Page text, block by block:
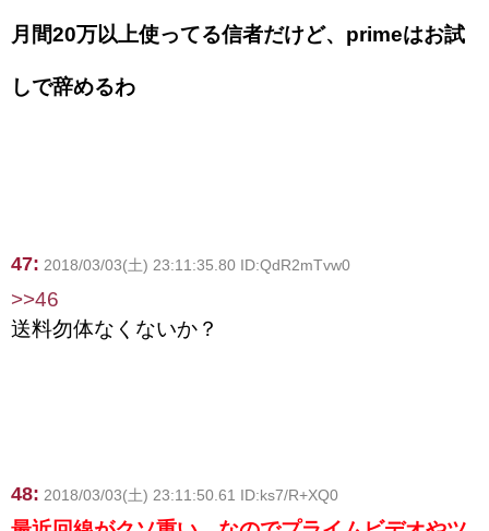
月間20万以上使ってる信者だけど、primeはお試
しで辞めるわ
47: 2018/03/03(土) 23:11:35.80 ID:QdR2mTvw0
>>46
送料勿体なくないか？
48: 2018/03/03(土) 23:11:50.61 ID:ks7/R+XQ0